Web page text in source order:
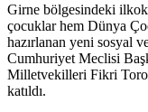
Girne bölgesindeki
çocuklar hem Dünya
hazırlanan yeni sosyal
Cumhuriyet Meclisi
Milletvekilleri Fikri
katıldı.